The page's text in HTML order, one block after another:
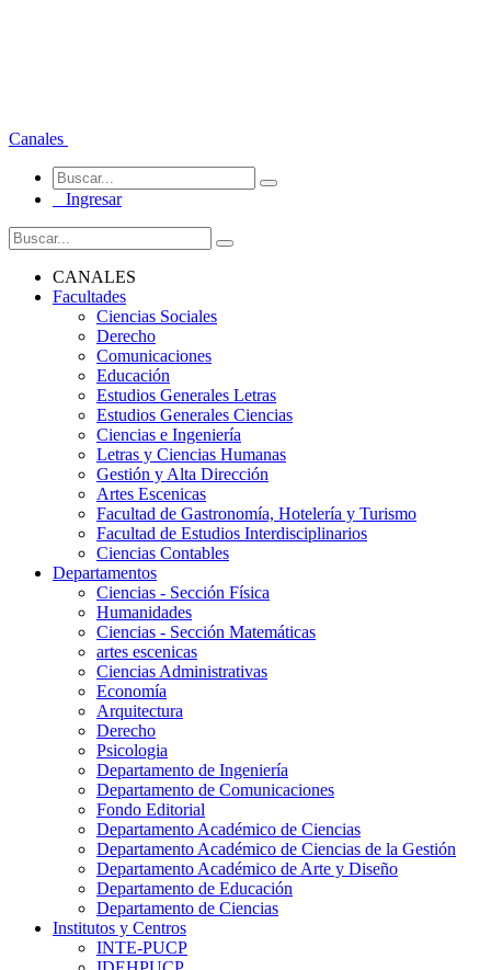
Canales
Ingresar
CANALES
Facultades
Ciencias Sociales
Derecho
Comunicaciones
Educación
Estudios Generales Letras
Estudios Generales Ciencias
Ciencias e Ingeniería
Letras y Ciencias Humanas
Gestión y Alta Dirección
Artes Escenicas
Facultad de Gastronomía, Hotelería y Turismo
Facultad de Estudios Interdisciplinarios
Ciencias Contables
Departamentos
Ciencias - Sección Física
Humanidades
Ciencias - Sección Matemáticas
artes escenicas
Ciencias Administrativas
Economía
Arquitectura
Derecho
Psicologia
Departamento de Ingeniería
Departamento de Comunicaciones
Fondo Editorial
Departamento Académico de Ciencias
Departamento Académico de Ciencias de la Gestión
Departamento Académico de Arte y Diseño
Departamento de Educación
Departamento de Ciencias
Institutos y Centros
INTE-PUCP